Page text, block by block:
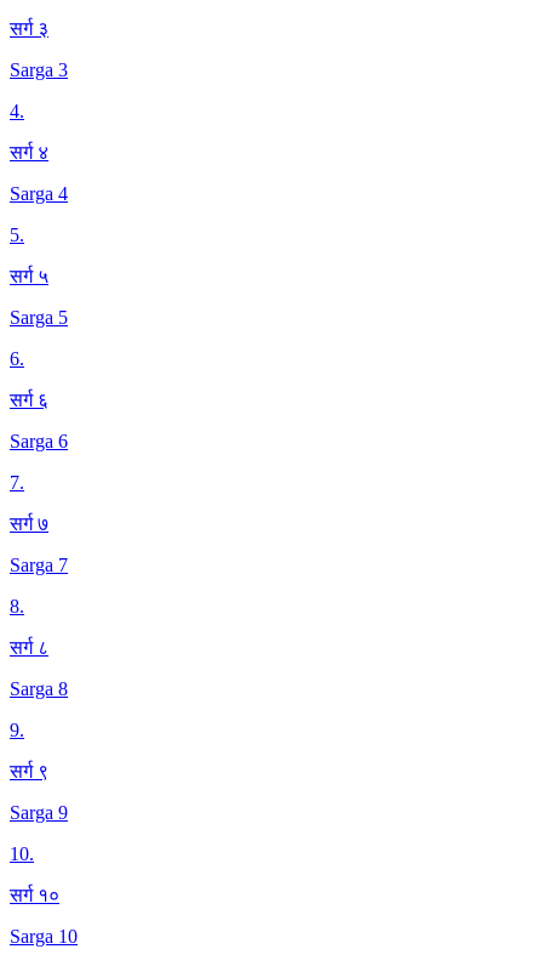
सर्ग ३
Sarga 3
4.
सर्ग ४
Sarga 4
5.
सर्ग ५
Sarga 5
6.
सर्ग ६
Sarga 6
7.
सर्ग ७
Sarga 7
8.
सर्ग ८
Sarga 8
9.
सर्ग ९
Sarga 9
10.
सर्ग १०
Sarga 10